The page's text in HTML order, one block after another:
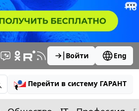
Войти Eng
Перейти в систему ГАРАНТ